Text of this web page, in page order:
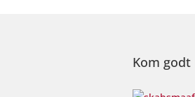
Kom godt